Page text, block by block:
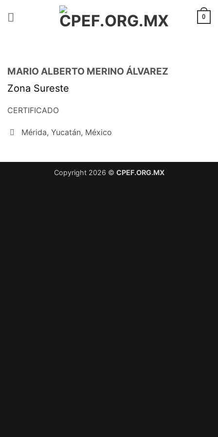
0
MARIO ALBERTO MERINO ÁLVAREZ
Zona Sureste
CERTIFICADO
Mérida, Yucatán, México
Copyright 2026 © CPEF.ORG.MX